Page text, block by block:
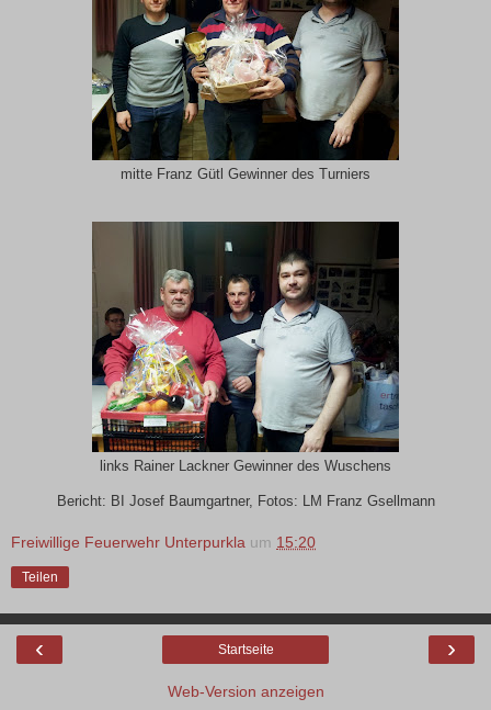
mitte Franz Gütl Gewinner des Turniers
links Rainer Lackner Gewinner des Wuschens
Bericht: BI Josef Baumgartner, Fotos: LM Franz Gsellmann
Freiwillige Feuerwehr Unterpurkla um 15:20
Teilen
‹ ›
Startseite
Web-Version anzeigen